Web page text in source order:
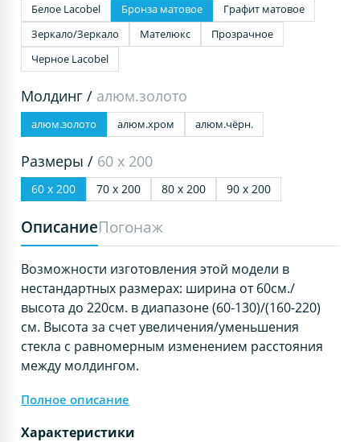
Белое Lacobel Бронза матовое
Графит матовое
Зеркало/Зеркало
Мателюкс
Прозрачное
Черное Lacobel
Молдинг / алюм.золото
алюм.золото алюм.хром алюм.чёрн.
Размеры / 60 х 200
60 х 200 70 х 200 80 х 200 90 х 200
ОписаниеПогонаж
Возможности изготовления этой модели в
нестандартных размерах: ширина от 60см./
высота до 220см. в диапазоне (60-130)/(160-220)
см. Высота за счет увеличения/уменьшения
стекла с равномерным изменением расстояния
между молдингом.
Полное описание
Характеристики